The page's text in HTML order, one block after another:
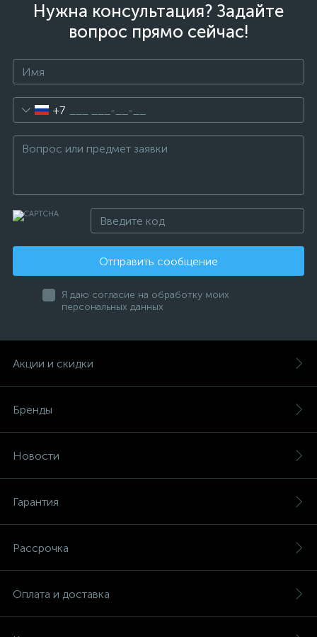
Нужна консультация? Задайте
вопрос прямо сейчас!
+7
Отправить сообщение
Я даю согласие на обработку моих
персональных данных
Акции и скидки
Бренды
Новости
Гарантия
Рассрочка
Оплата и доставка